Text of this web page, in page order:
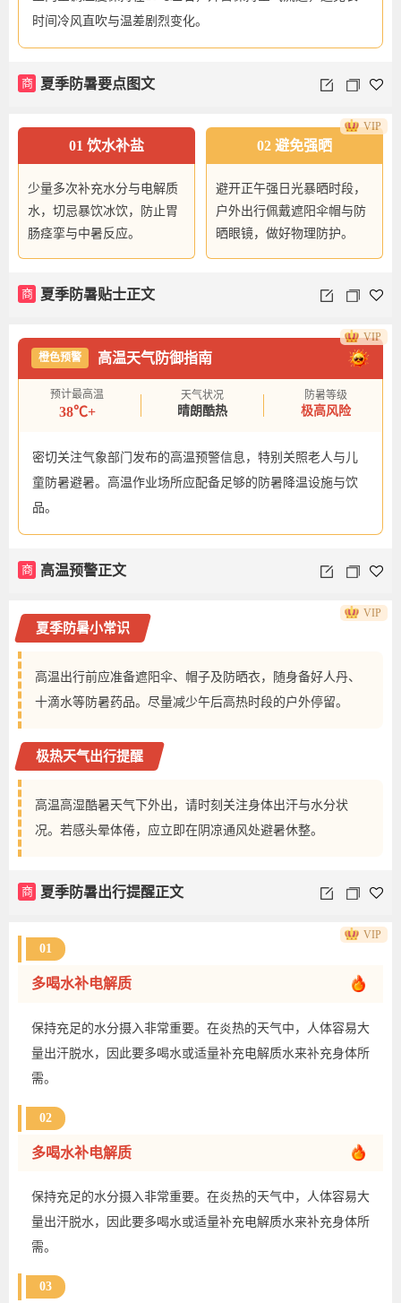
时间冷风直吹与温差剧烈变化。
商 夏季防暑要点图文
01 饮水补盐
少量多次补充水分与电解质
水，切忌暴饮冰饮，防止胃
肠痉挛与中暑反应。
02 避免强晒
避开正午强日光暴晒时段，
户外出行佩戴遮阳伞帽与防
晒眼镜，做好物理防护。
商 夏季防暑贴士正文
VIP
橙色预警 高温天气防御指南
预计最高温
38℃+
天气状况
晴朗酷热
防暑等级
极高风险
密切关注气象部门发布的高温预警信息，特别关照老人与儿
童防暑避暑。高温作业场所应配备足够的防暑降温设施与饮
品。
商 高温预警正文
VIP
夏季防暑小常识
高温出行前应准备遮阳伞、帽子及防晒衣，随身备好人丹、
十滴水等防暑药品。尽量减少午后高热时段的户外停留。
极热天气出行提醒
高温高湿酷暑天气下外出，请时刻关注身体出汗与水分状
况。若感头晕体倦，应立即在阴凉通风处避暑休整。
商 夏季防暑出行提醒正文
VIP
01
多喝水补电解质
保持充足的水分摄入非常重要。在炎热的天气中，人体容易大
量出汗脱水，因此要多喝水或适量补充电解质水来补充身体所
需。
02
多喝水补电解质
保持充足的水分摄入非常重要。在炎热的天气中，人体容易大
量出汗脱水，因此要多喝水或适量补充电解质水来补充身体所
需。
03
VIP